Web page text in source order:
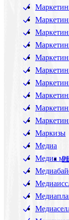
Маркизы
Медиа
Медиа